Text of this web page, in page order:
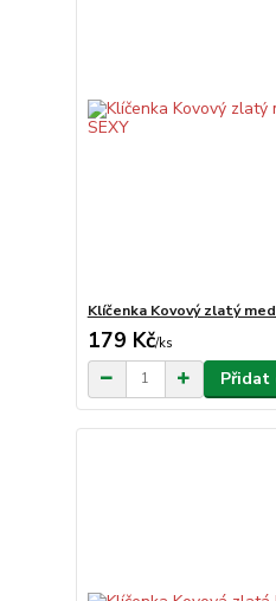
Klíčenka Kovový zlatý
179 Kč/ks
Přidat